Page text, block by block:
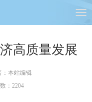
高质量发展
：本站编辑
： 2204